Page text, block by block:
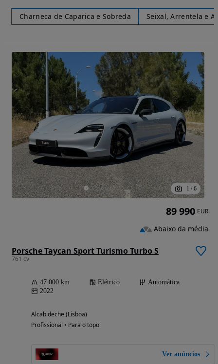
Charneca de Caparica e Sobreda Seixal, Arrentela e
1 / 6
Porsche Taycan Sport Turismo Turbo S
761 cv
47 000 km Elétrico
Automática
2022
Alcabideche (Lisboa)
Profissional • Para o topo
Ver anúncios
89 990 EUR
Abaixo da média